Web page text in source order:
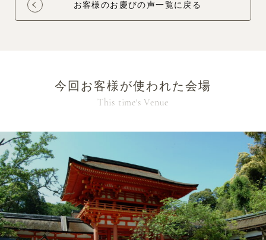
お客様のお慶びの声一覧に戻る
今回お客様が使われた会場
This time's Venue